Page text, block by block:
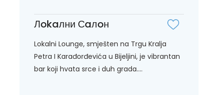
Лokaлни Сaлoн
Lokalni Lounge, smješten na Trgu Kralja
Petra I Karađorđevića u Bijeljini, je vibrantan
bar koji hvata srce i duh grada....